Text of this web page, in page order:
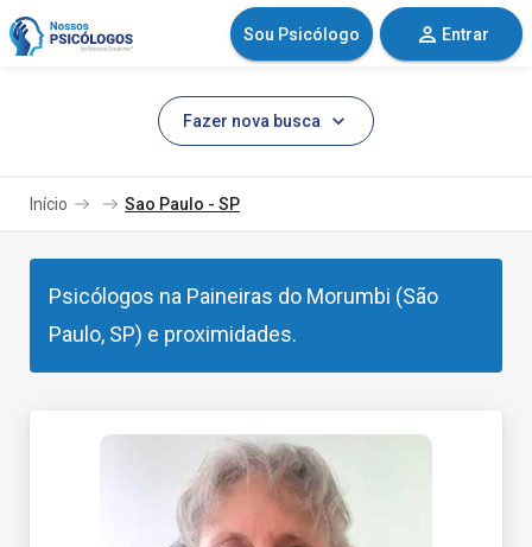
Sou Psicólogo Entrar
Fazer nova busca
Início Sao Paulo - SP
Psicólogos na Paineiras do Morumbi (São
Paulo, SP) e proximidades.